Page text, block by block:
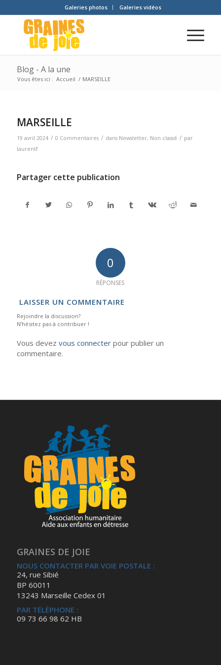
Galeries photos Galeries vidéos
Blog - A la une
Vous êtes ici : Accueil / MARSEILLE
MARSEILLE
19 avril 2024 / 0 Commentaires / dans Newsletter, Non classé / par
laurentf
Partager cette publication
0
RÉPONSES
LAISSER UN COMMENTAIRE
Rejoindre la discussion?
N’hésitez pas à contribuer !
Vous devez vous connecterpour publier un
commentaire.
GRAINES DE JOIE
NOUS CONTACTER PAR VOIE POSTALE :
24, rue Sibié
BP 60011
13243 Marseille Cedex 01
PAR TÉLÉPHONE :
09 73 66 98 62 HB